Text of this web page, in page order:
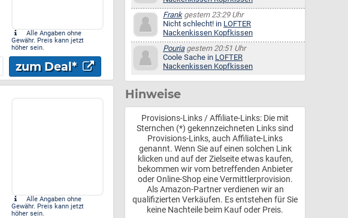
Alle Angaben ohne
Gewähr. Preis kann jetzt
höher sein.
zum Deal*
Alle Angaben ohne
Gewähr. Preis kann jetzt
höher sein.
Frankgestern 23:29 Uhr
Nicht schlecht! in LOFTER
Nackenkissen Kopfkissen
Pouriagestern 20:51 Uhr
Coole Sache in LOFTER
Nackenkissen Kopfkissen
Hinweise
Provisions-Links / Affiliate-Links: Die mit
Sternchen (*) gekennzeichneten Links sind
Provisions-Links, auch Affiliate-Links
genannt. Wenn Sie auf einen solchen Link
klicken und auf der Zielseite etwas kaufen,
bekommen wir vom betreffenden Anbieter
oder Online-Shop eine Vermittlerprovision.
Als Amazon-Partner verdienen wir an
qualifizierten Verkäufen. Es entstehen für Sie
keine Nachteile beim Kauf oder Preis.